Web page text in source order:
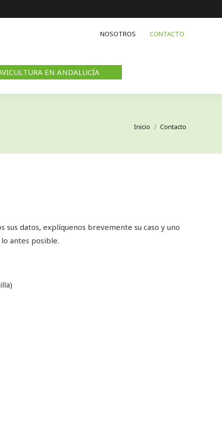
NOSOTROS CONTACTO
EN ANDALUCÍA
Estás aquí:
Inicio Contacto
sus datos, explíquenos brevemente su caso y uno
antes posible.